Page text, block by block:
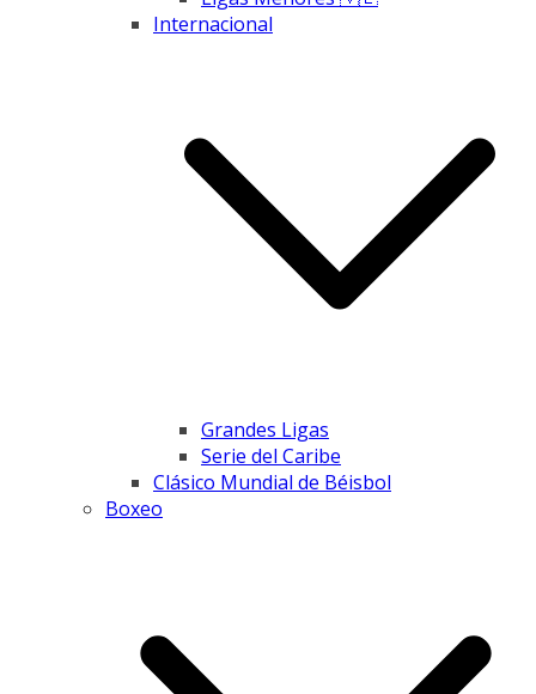
Internacional
Grandes Ligas
Serie del Caribe
Clásico Mundial de Béisbol
Boxeo